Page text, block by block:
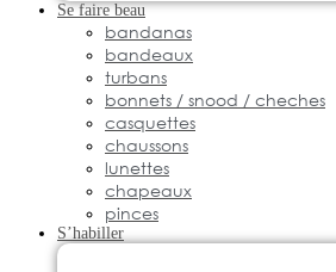
Se faire beau
bandanas
bandeaux
turbans
bonnets / snood / cheches
casquettes
chaussons
lunettes
chapeaux
pinces
S’habiller